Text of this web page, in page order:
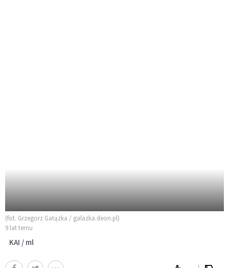
(fot. Grzegorz Gałązka / galazka.deon.pl)
9 lat temu
KAI / ml